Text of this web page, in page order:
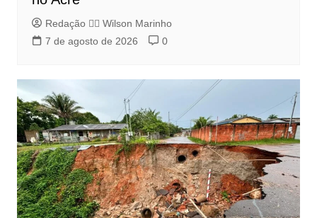
Redação 👨‍⚖️​ Wilson Marinho
7 de agosto de 2026
0